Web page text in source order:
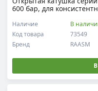
600 бар, для
Код товара 73549
Наличие В
Бренд RAASM